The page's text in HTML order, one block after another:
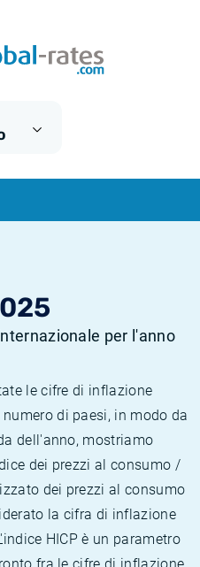
per l'anno
le cifre di inflazione
di paesi, in modo da
dell'anno, mostriamo
dei prezzi al consumo /
dei prezzi al consumo
la cifra di inflazione
HICP è un parametro